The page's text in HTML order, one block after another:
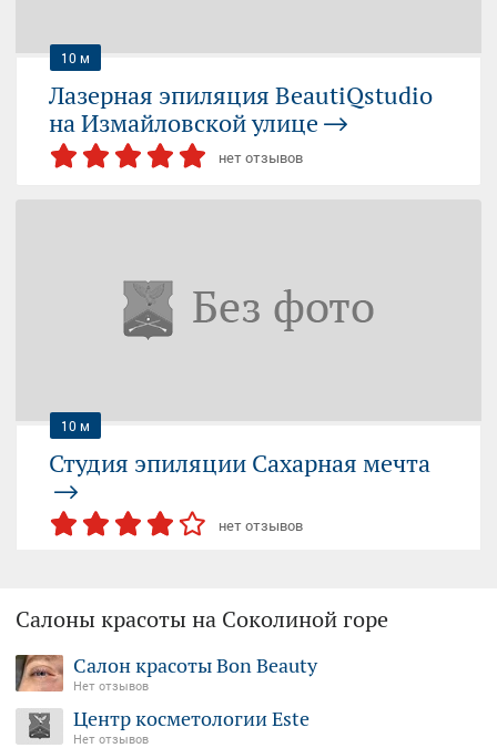
10 м
Лазерная эпиляция BeautiQstudio
на Измайловской улице
нет отзывов
Москва, Измайловская улица, 30
+7 (916) 491...— показать
10 м
Студия эпиляции Сахарная мечта
нет отзывов
ЭЛЕКТРОЗАВОДСКАЯ
09:00-21:00 (пн-вс)
+7 (985) 150...— показать
Салоны красоты на Соколиной горе
Салон красоты Bon Beauty
Нет отзывов
Цeнтр косметологии Este
Нет отзывов